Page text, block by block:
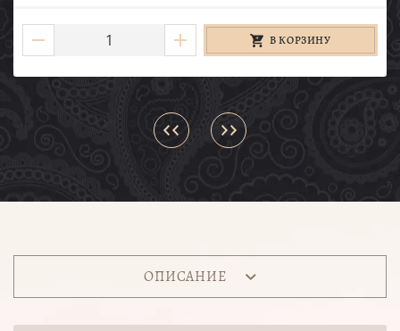
В КОРЗИНУ
ОПИСАНИЕ